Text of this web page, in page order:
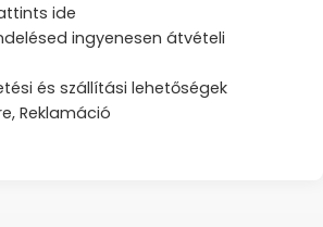
ide
ingyenesen átvételi
és szállítási lehetőségek
Reklamáció